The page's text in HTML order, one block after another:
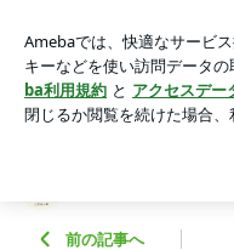
アプリをダウンロードして
ょう。
前の記事へ